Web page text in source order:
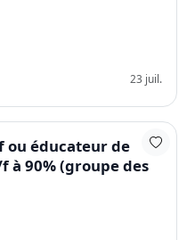
23 juil.
ou éducateur de
f à 90% (groupe des